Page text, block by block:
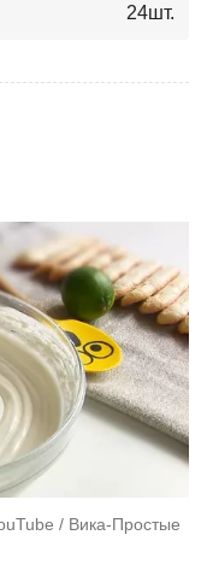
24шт.
/ Вика-Простые